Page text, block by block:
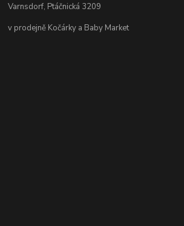
Varnsdorf, Ptáčnická 3209
v prodejně Kočárky a Baby Market